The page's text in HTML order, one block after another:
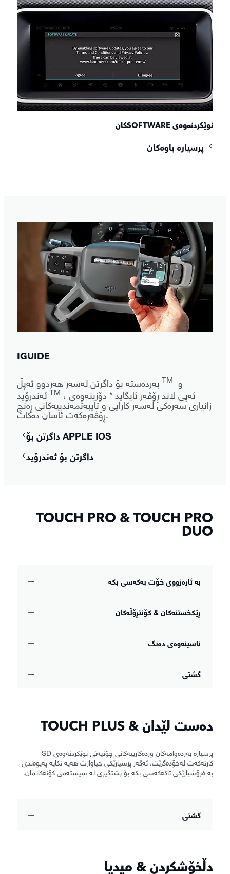
نوێکردنەوەی SOFTWAREکان
پرسیارە باوەکان
IGUIDE
بەردەستە بۆ داگرتن لەسەر هەردوو ئەپڵTM
ئەندرۆیدTM ، ئەپی لاند ڕۆڤەر ئایگاید * دۆزینەوەی
زانیاری سەرەکی لەسەر کارایی و تایبەتمەندییەکانی ڕەنج
ڕۆڤەرەکەت ئاسان دەکات.
داگرتن بۆ APPLE IOS
داگرتن بۆ ئەندرۆید
TOUCH PRO & TOUCH PRO
DUO
بە ئارەزووی خۆت بەکەسی بکە
ڕێکخستنەکان & کۆنتڕۆڵەکان
ناسینەوەی دەنگ
گشتی
دەست لێدان & TOUCH PLUS
پرسیارە بەردەوامەکان وردەکارییەکانی چۆنیەتی نوێکردنەوەی SD
کارتەکەت لەخۆدەگرێت. ئەگەر پرسیارێکی جیاوازت هەیە تکایە پەیوەندی
بە فرۆشیارێکی تاکەکەسی بکە بۆ پشتگیری لە سیستەمی کۆنەکانمان.
گشتی
دڵخۆشکردن & میدیا